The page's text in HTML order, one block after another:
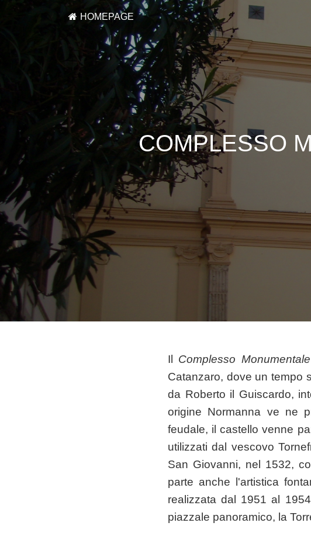
HOMEPAGE
COMPLESSO
Il Complesso
Catanzaro, dove un tempo
da Roberto il Guiscardo,
origine Normanna ve ne
feudale, il castello venne
utilizzati dal vescovo
San Giovanni, nel 1532,
parte anche l'artistica
realizzata dal 1951 al
piazzale panoramico, la